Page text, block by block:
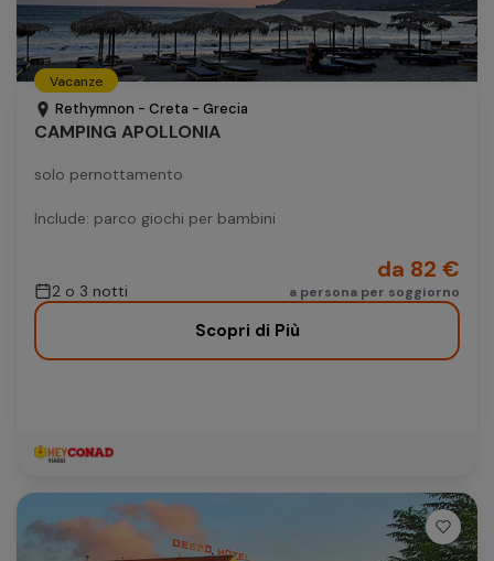
Vacanze
Rethymnon - Creta - Grecia
CAMPING APOLLONIA
solo pernottamento
Include: parco giochi per bambini
2 o 3 notti
da 82 €
a persona per soggiorno
Scopri di Più